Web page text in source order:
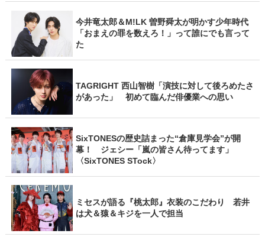
今井竜太郎＆M!LK 曽野舜太が明かす少年時代
「おまえの罪を数えろ！」って誰にでも言って
た
TAGRIGHT 西山智樹「演技に対して後ろめたさ
があった」 初めて臨んだ俳優業への思い
SixTONESの歴史詰まった“倉庫見学会”が開
幕！ ジェシー「嵐の皆さん待ってます」
〈SixTONES STock〉
ミセスが語る『桃太郎』衣装のこだわり 若井
は犬＆猿＆キジを一人で担当